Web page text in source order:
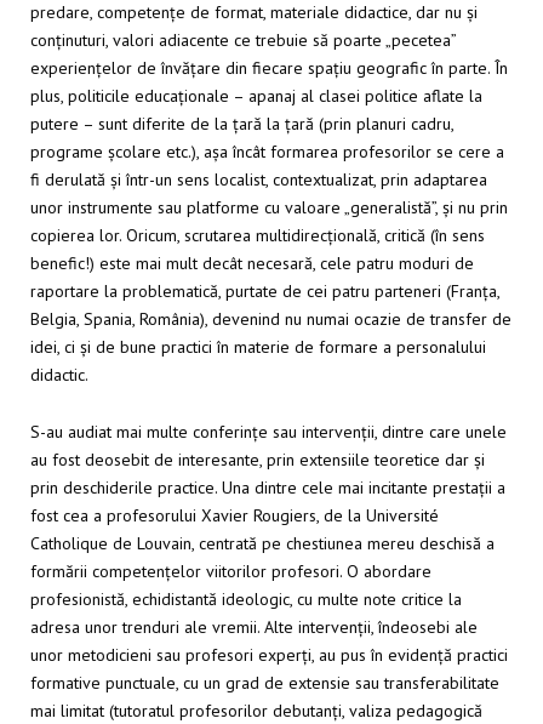
predare, competențe de format, materiale didactice, dar nu și
conținuturi, valori adiacente ce trebuie să poarte „pecetea”
experiențelor de învățare din fiecare spațiu geografic în parte. În
plus, politicile educaționale – apanaj al clasei politice aflate la
putere – sunt diferite de la țară la țară (prin planuri cadru,
programe școlare etc.), așa încât formarea profesorilor se cere a
fi derulată și într-un sens localist, contextualizat, prin adaptarea
unor instrumente sau platforme cu valoare „generalistă”, și nu prin
copierea lor. Oricum, scrutarea multidirecțională, critică (în sens
benefic!) este mai mult decât necesară, cele patru moduri de
raportare la problematică, purtate de cei patru parteneri (Franța,
Belgia, Spania, România), devenind nu numai ocazie de transfer de
idei, ci și de bune practici în materie de formare a personalului
didactic.
S-au audiat mai multe conferințe sau intervenții, dintre care unele
au fost deosebit de interesante, prin extensiile teoretice dar și
prin deschiderile practice. Una dintre cele mai incitante prestații a
fost cea a profesorului Xavier Rougiers, de la Université
Catholique de Louvain, centrată pe chestiunea mereu deschisă a
formării competențelor viitorilor profesori. O abordare
profesionistă, echidistantă ideologic, cu multe note critice la
adresa unor trenduri ale vremii. Alte intervenții, îndeosebi ale
unor metodicieni sau profesori experți, au pus în evidență practici
formative punctuale, cu un grad de extensie sau transferabilitate
mai limitat (tutoratul profesorilor debutanți, valiza pedagogică